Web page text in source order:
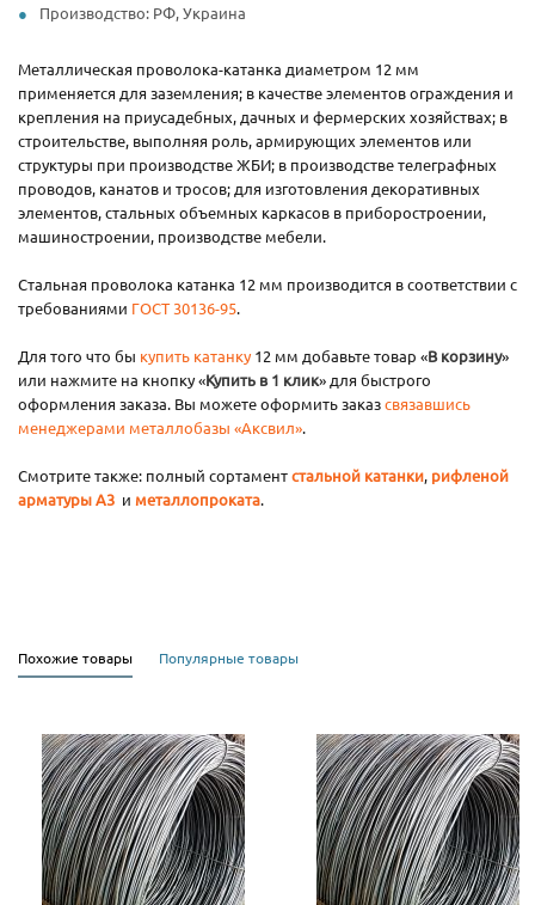
Производство: РФ, Украина
Металлическая проволока-катанка диаметром 12 мм
применяется для заземления; в качестве элементов ограждения и
крепления на приусадебных, дачных и фермерских хозяйствах; в
строительстве, выполняя роль, армирующих элементов или
структуры при производстве ЖБИ; в производстве телеграфных
проводов, канатов и тросов; для изготовления декоративных
элементов, стальных объемных каркасов в приборостроении,
машиностроении, производстве мебели.
Стальная проволока катанка 12 мм производится в соответствии с
требованиями ГОСТ 30136-95.
Для того что бы купить катанку12 мм добавьте товар «В корзину»
или нажмите на кнопку «Купить в 1 клик» для быстрого
оформления заказа. Вы можете оформить заказсвязавшись
менеджерами металлобазы «Аксвил».
Смотрите также: полный сортаментстальной катанки, рифленой
арматуры А3 и металлопроката.
Похожие товары Популярные товары